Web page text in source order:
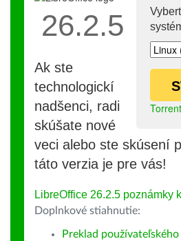
Torrent
26.2.5
Ak ste
technologickí
nadšenci, radi
skúšate nové
veci alebo ste skúsení
táto verzia je pre vás!
LibreOffice 26.2.5 poznámky
Doplnkové stiahnutie:
Preklad